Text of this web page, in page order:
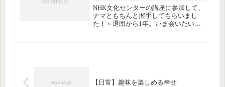
NHK文化センターの講座に参加して、
ナマともちんと握手してもらいまし
た！～退団から1年。いま会いたい！
【日常】趣味を楽しめる幸せ